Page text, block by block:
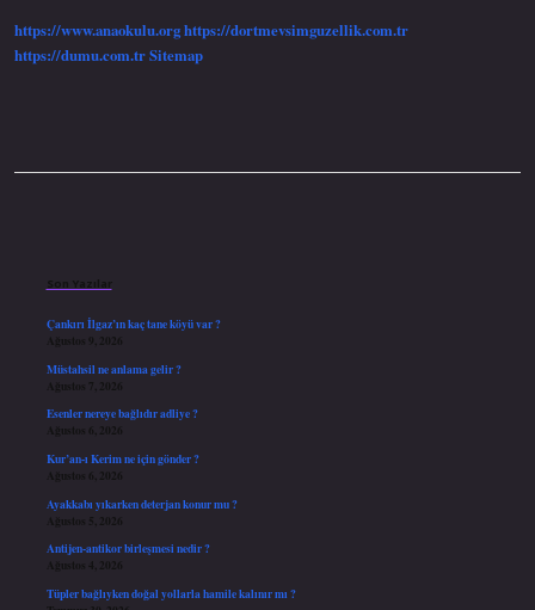
https://www.anaokulu.orghttps://dortmevsimguzellik.com.tr
https://dumu.com.trSitemap
Son Yazılar
Çankırı İlgaz’ın kaç tane köyü var ?
Ağustos 9, 2026
Müstahsil ne anlama gelir ?
Ağustos 7, 2026
Esenler nereye bağlıdır adliye ?
Ağustos 6, 2026
Kur’an-ı Kerim ne için gönder ?
Ağustos 6, 2026
Ayakkabı yıkarken deterjan konur mu ?
Ağustos 5, 2026
Antijen-antikor birleşmesi nedir ?
Ağustos 4, 2026
Tüpler bağlıyken doğal yollarla hamile kalınır mı ?